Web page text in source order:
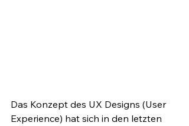
Das Konzept des UX Designs (User
Experience) hat sich in den letzten